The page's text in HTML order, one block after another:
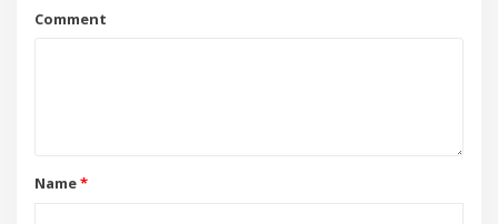
Comment
Name*